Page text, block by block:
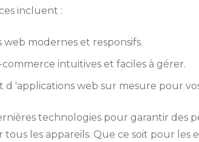
incluent :
web modernes et responsifs.
intuitives et faciles à gérer.
'applications web sur mesure pour
technologies pour garantir des
les appareils. Que ce soit pour les